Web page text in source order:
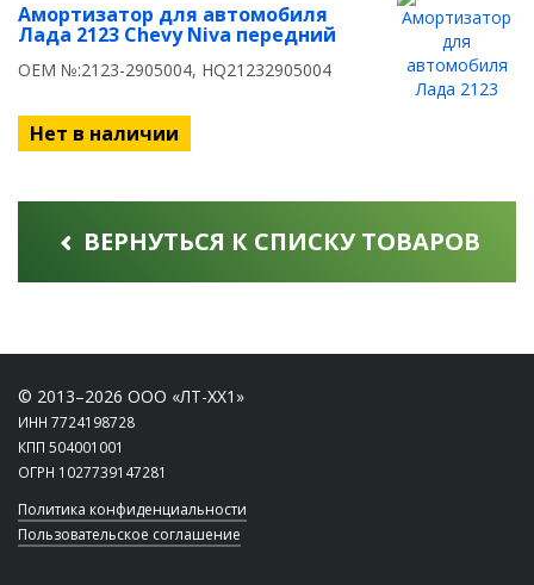
Амортизатор для автомобиля
Лада 2123 Chevy Niva передний
OEM №:2123-2905004, HQ21232905004
Нет в наличии
ВЕРНУТЬСЯ К СПИСКУ ТОВАРОВ
© 2013–2026 ООО «ЛТ-ХХ1»
ИНН 7724198728
КПП 504001001
ОГРН 1027739147281
Политика конфиденциальности
Пользовательское соглашение